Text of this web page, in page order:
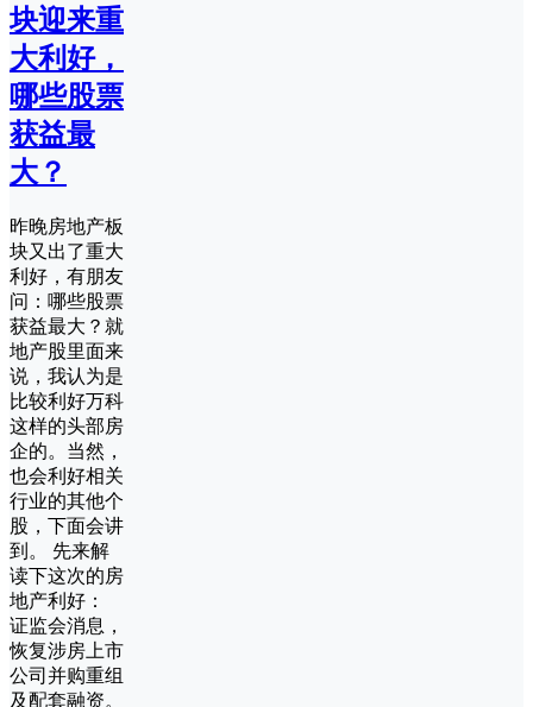
块迎来重
大利好，
哪些股票
获益最
大？
昨晚房地产板
块又出了重大
利好，有朋友
问：哪些股票
获益最大？就
地产股里面来
说，我认为是
比较利好万科
这样的头部房
企的。当然，
也会利好相关
行业的其他个
股，下面会讲
到。 先来解
读下这次的房
地产利好：
证监会消息，
恢复涉房上市
公司并购重组
及配套融资。